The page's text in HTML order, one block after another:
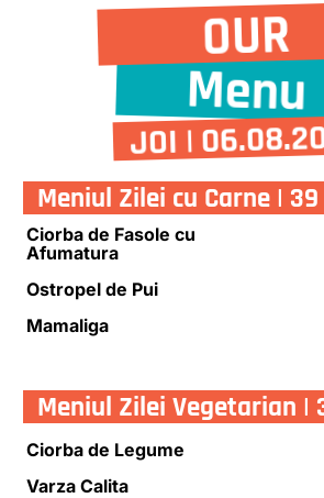
OUR
Menu
JOI |
Meniul Zilei cu Carne |
Ciorba de Fasole cu
Afumatura
Ostropel de Pui
Mamaliga
Meniul Zilei Vegetarian |
Ciorba de Legume
Varza Calita